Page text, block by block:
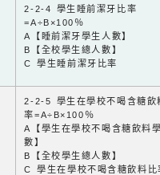
2-2-4 學生睡前潔牙比率
=A÷B×100％
A【睡前潔牙學生人數】
B【全校學生總人數】
C 學生睡前潔牙比率
2-2-5 學生在學校不喝含糖飲
率=A÷B×100％
A【學生在學校不喝含糖飲料
數】
B【全校學生總人數】
C 學生在學校不喝含糖飲料比